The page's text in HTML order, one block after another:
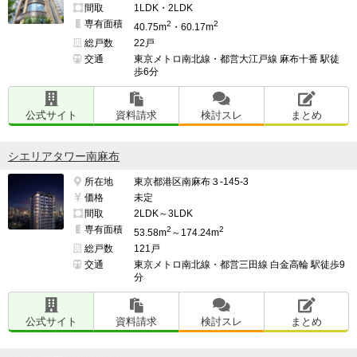
━━━━━━━━━━━━━━━━━━━
管理面で良い点、残念な点
━━━━━━━━━━━━━━━━━━━
管理はこれからだが心配してない。
下に広場、公園かあるのは子育て世帯には嬉しい。
白金ザスカイの隣に東京建物がマンション建設予定など
眺望が心配
━━━━━━━━━━━━━━━━━━━
このマンションの最も良い点
間取
1LDK・2LDK
専有面積
40.75m2 ・60.17m2
総戸数
22戸
交通
東京メトロ南北線・都営大江戸線 麻布十番 駅徒
歩6分
公式サイト 資料請求 検討スレ まとめ
シエリアタワー南麻布
所在地
東京都港区南麻布３-145-3
価格
未定
間取
2LDK～3LDK
専有面積
53.58m2 ～174.24m2
総戸数
121戸
交通
東京メトロ南北線・都営三田線 白金高輪 駅徒歩9
分
公式サイト 資料請求 検討スレ まとめ